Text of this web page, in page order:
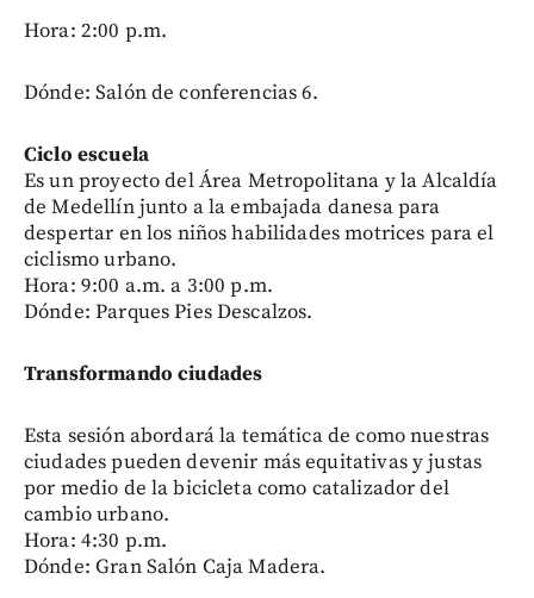
Hora: 2:00 p.m.
Dónde: Salón de conferencias 6.
Ciclo escuela
Es un proyecto del Área Metropolitana y la Alcaldía
de Medellín junto a la embajada danesa para
despertar en los niños habilidades motrices para el
ciclismo urbano.
Hora: 9:00 a.m. a 3:00 p.m.
Dónde: Parques Pies Descalzos.
Transformando ciudades
Esta sesión abordará la temática de como nuestras
ciudades pueden devenir más equitativas y justas
por medio de la bicicleta como catalizador del
cambio urbano.
Hora: 4:30 p.m.
Dónde: Gran Salón Caja Madera.